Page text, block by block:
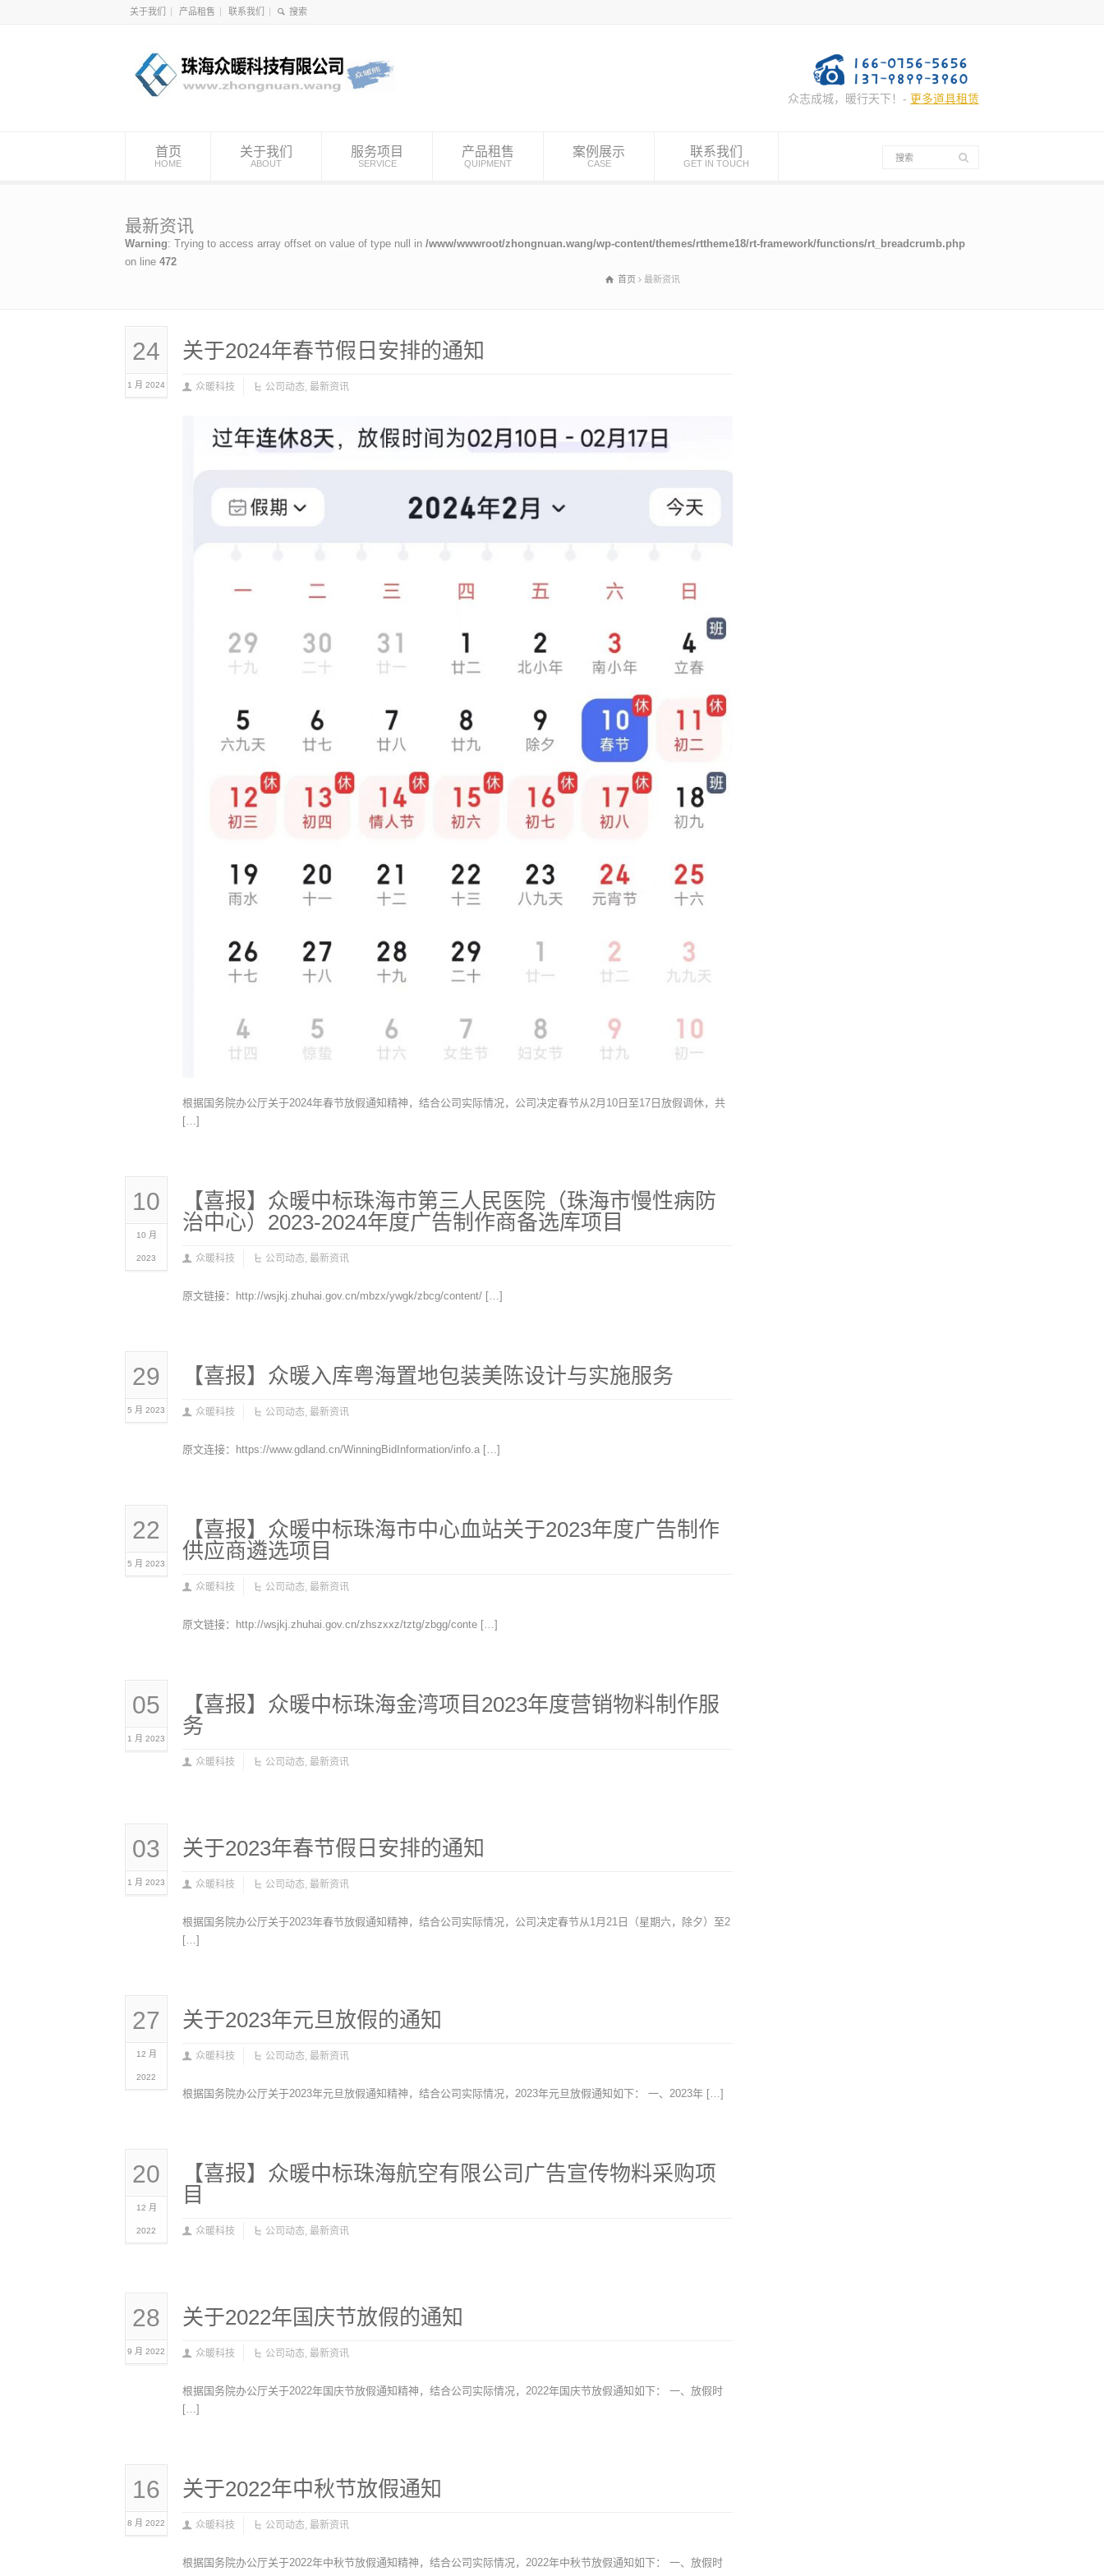
关于我们 产品租售 联系我们
众志成城，暖行天下！- 更多道具租赁
首页
HOME
关于我们
ABOUT
服务项目
SERVICE
产品租售
QUIPMENT
案例展示
CASE
联系我们
GET IN TOUCH
最新资讯
Warning: Trying to access array offset on value of type null in /www/wwwroot/zhongnuan.wang/wp-content/themes/rttheme18/rt-framework/functions/rt_breadcrumb.php
on line 472
首页 最新资讯
24
1 月 2024
关于2024年春节假日安排的通知
众暖科技 公司动态, 最新资讯
根据国务院办公厅关于2024年春节放假通知精神，结合公司实际情况，公司决定春节从2月10日至17日放假调休，共
[…]
10
10 月
2023
【喜报】众暖中标珠海市第三人民医院（珠海市慢性病防
治中心）2023-2024年度广告制作商备选库项目
众暖科技 公司动态, 最新资讯
原文链接：http://wsjkj.zhuhai.gov.cn/mbzx/ywgk/zbcg/content/ […]
29
5 月 2023
【喜报】众暖入库粤海置地包装美陈设计与实施服务
众暖科技 公司动态, 最新资讯
原文连接：https://www.gdland.cn/WinningBidInformation/info.a […]
22
5 月 2023
【喜报】众暖中标珠海市中心血站关于2023年度广告制作
供应商遴选项目
众暖科技 公司动态, 最新资讯
原文链接：http://wsjkj.zhuhai.gov.cn/zhszxxz/tztg/zbgg/conte […]
05
1 月 2023
【喜报】众暖中标珠海金湾项目2023年度营销物料制作服
务
众暖科技 公司动态, 最新资讯
03
1 月 2023
关于2023年春节假日安排的通知
众暖科技 公司动态, 最新资讯
根据国务院办公厅关于2023年春节放假通知精神，结合公司实际情况，公司决定春节从1月21日（星期六，除夕）至2
[…]
27
12 月
2022
关于2023年元旦放假的通知
众暖科技 公司动态, 最新资讯
根据国务院办公厅关于2023年元旦放假通知精神，结合公司实际情况，2023年元旦放假通知如下： 一、2023年 […]
20
12 月
2022
【喜报】众暖中标珠海航空有限公司广告宣传物料采购项
目
众暖科技 公司动态, 最新资讯
28
9 月 2022
关于2022年国庆节放假的通知
众暖科技 公司动态, 最新资讯
根据国务院办公厅关于2022年国庆节放假通知精神，结合公司实际情况，2022年国庆节放假通知如下： 一、放假时
[…]
16
8 月 2022
关于2022年中秋节放假通知
众暖科技 公司动态, 最新资讯
根据国务院办公厅关于2022年中秋节放假通知精神，结合公司实际情况，2022年中秋节放假通知如下： 一、放假时